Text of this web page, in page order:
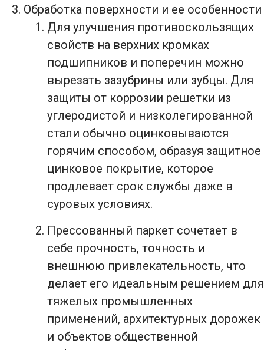
Обработка поверхности и ее особенности
Для улучшения противоскользящих
свойств на верхних кромках
подшипников и поперечин можно
вырезать зазубрины или зубцы. Для
защиты от коррозии решетки из
углеродистой и низколегированной
стали обычно оцинковываются
горячим способом, образуя защитное
цинковое покрытие, которое
продлевает срок службы даже в
суровых условиях.
Прессованный паркет сочетает в
себе прочность, точность и
внешнюю привлекательность, что
делает его идеальным решением для
тяжелых промышленных
применений, архитектурных дорожек
и объектов общественной